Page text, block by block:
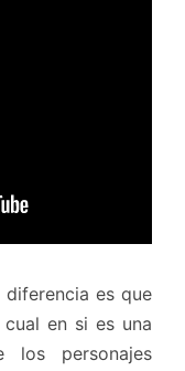
diferencia es que
en si es una
los personajes